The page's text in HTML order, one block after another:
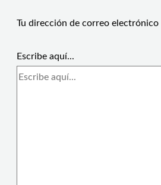
Tu dirección de correo electrónico
Escribe aquí...